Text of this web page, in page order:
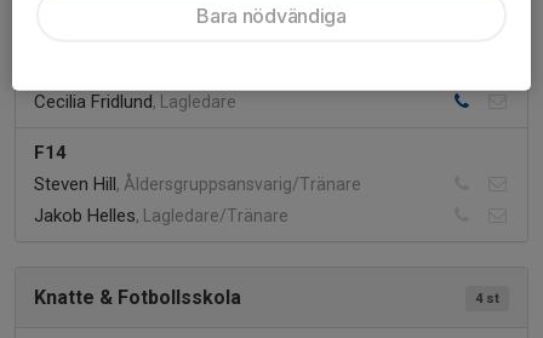
, Tränare
Cecilia Fridlund, Lagledare
F14
Steven Hill, Åldersgruppsansvarig/Tränare
Jakob Helles, Lagledare/Tränare
4 st
Knatte & Fotbollsskola
Bara nödvändiga